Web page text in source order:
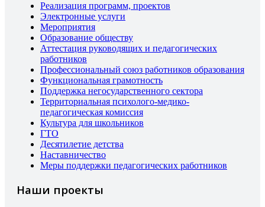
Реализация программ, проектов
Электронные услуги
Мероприятия
Образование обществу
Аттестация руководящих и педагогических
работников
Профессиональный союз работников образования
Функциональная грамотность
Поддержка негосударственного сектора
Территориальная психолого-медико-
педагогическая комиссия
Культура для школьников
ГТО
Десятилетие детства
Наставничество
Меры поддержки педагогических работников
Наши проекты